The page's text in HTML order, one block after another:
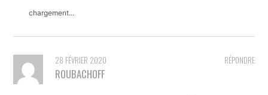
chargement…
RÉPONDRE
28 FÉVRIER 2020
ROUBACHOFF